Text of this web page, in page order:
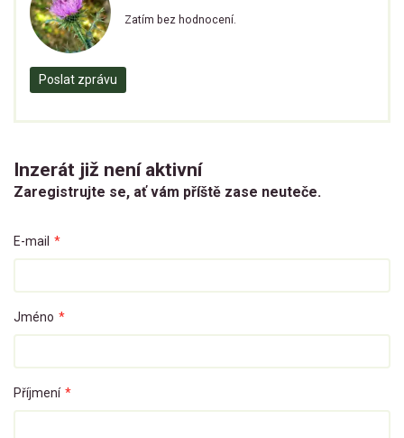
Zatím bez hodnocení.
Poslat zprávu
Inzerát již není aktivní
Zaregistrujte se, ať vám příště zase neuteče.
E-mail *
Jméno *
Příjmení *